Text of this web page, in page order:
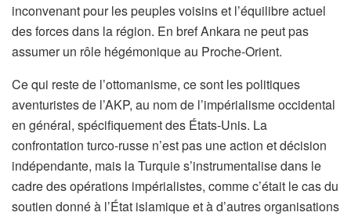
inconvenant pour les peuples voisins et l’équilibre actuel
des forces dans la région. En bref Ankara ne peut pas
assumer un rôle hégémonique au Proche-Orient.
Ce qui reste de l’ottomanisme, ce sont les politiques
aventuristes de l’AKP, au nom de l’impérialisme occidental
en général, spécifiquement des États-Unis. La
confrontation turco-russe n’est pas une action et décision
indépendante, mais la Turquie s’instrumentalise dans le
cadre des opérations impérialistes, comme c’était le cas du
soutien donné à l’État islamique et à d’autres organisations